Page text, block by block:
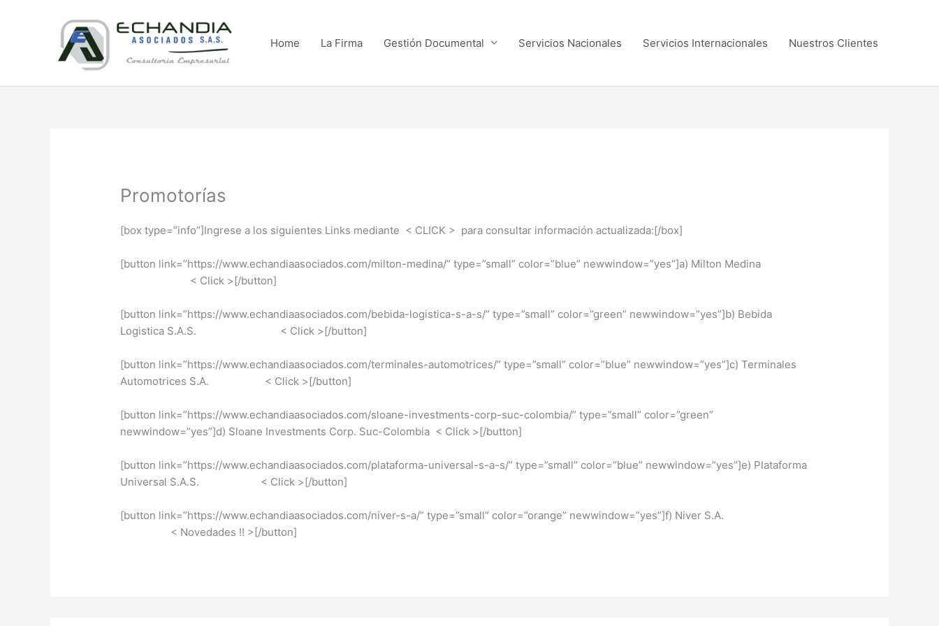
Home La Firma Gestión Documental Servicios Nacionales Servicios Internacionales Nuestros Clientes
Promotorías
[box type=”info”]Ingrese a los siguientes Links mediante < CLICK > para consultar información actualizada:[/box]
[button link=”https://www.echandiaasociados.com/milton-medina/” type=”small” color=”blue” newwindow=”yes”]a) Milton Medina
< Click >[/button]
[button link=”https://www.echandiaasociados.com/bebida-logistica-s-a-s/” type=”small” color=”green” newwindow=”yes”]b) Bebida
Logistica S.A.S. < Click >[/button]
[button link=”https://www.echandiaasociados.com/terminales-automotrices/” type=”small” color=”blue” newwindow=”yes”]c) Terminales
Automotrices S.A. < Click >[/button]
[button link=”https://www.echandiaasociados.com/sloane-investments-corp-suc-colombia/” type=”small” color=”green”
newwindow=”yes”]d) Sloane Investments Corp. Suc-Colombia < Click >[/button]
[button link=”https://www.echandiaasociados.com/plataforma-universal-s-a-s/” type=”small” color=”blue” newwindow=”yes”]e) Plataforma
Universal S.A.S. < Click >[/button]
[button link=”https://www.echandiaasociados.com/niver-s-a/” type=”small” color=”orange” newwindow=”yes”]f) Niver S.A.
< Novedades !! >[/button]